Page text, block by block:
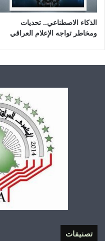
الذكاء الاصطناعي.. تحديات
ومخاطر تواجه الإعلام العراقي
تصنيفات